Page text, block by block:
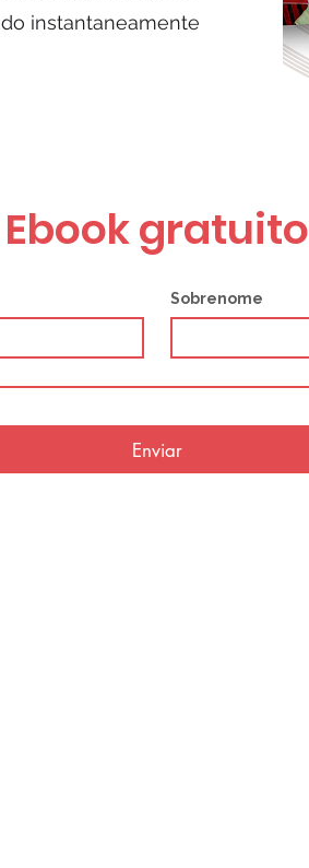
instantaneamente
gratuito
Sobrenome
Enviar